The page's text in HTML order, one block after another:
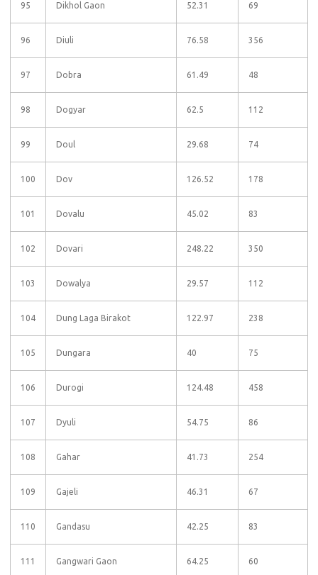
95 Dikhol Gaon 52.31 69
96 Diuli 76.58 356
97 Dobra 61.49 48
98 Dogyar 62.5 112
99 Doul 29.68 74
100 Dov 126.52 178
101 Dovalu 45.02 83
102 Dovari 248.22 350
103 Dowalya 29.57 112
104 Dung Laga Birakot 122.97 238
105 Dungara 40 75
106 Durogi 124.48 458
107 Dyuli 54.75 86
108 Gahar 41.73 254
109 Gajeli 46.31 67
110 Gandasu 42.25 83
111 Gangwari Gaon 64.25 60